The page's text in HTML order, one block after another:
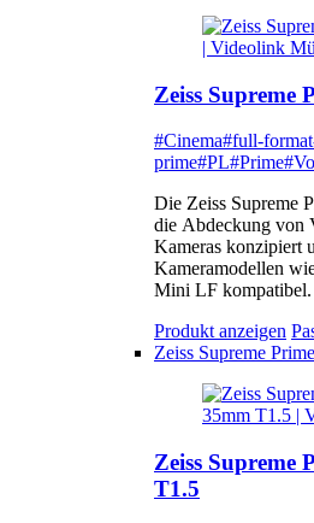
Zeiss Supreme
#Cinema#full-
prime#PL#Prime
Die Zeiss Supreme
die Abdeckung von
Kameras konzipiert
Kameramodellen
Mini LF kompatibel.
Produkt anzeigen
Zeiss Supreme
Zeiss Supreme
T1.5